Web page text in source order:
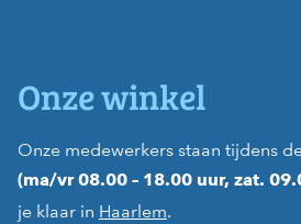
Onze winkel
Onze medewerkers staan tijdens
(ma/vr 08.00 – 18.00 uur, zat.
je klaar in Haarlem.